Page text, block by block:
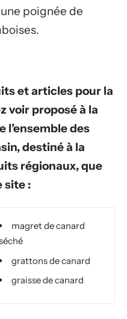
poignée de
et articles pour la
voir proposé à la
l’ensemble des
destiné à la
régionaux, que
site :
magret de canard
grattons de canard
graisse de canard